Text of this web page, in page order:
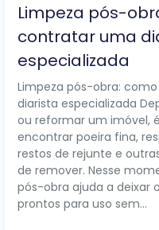
Limpeza pós-
contratar uma
especializada
Limpeza pós-obra:
diarista especializada
ou reformar um imóvel,
encontrar poeira fina,
restos de rejunte e
de remover. Nesse
pós-obra ajuda a deixar
prontos para uso sem...